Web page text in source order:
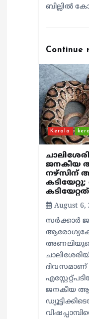
ബില്ലിൽ
Continue
Kerala
ജനകീയ
നഴ്സിന്
കടിയേറ്റത്
August 6,
സര്‍ക്കാര്‍
അണലിയുടെ
ദിവസമാണ്
ജനകീയ